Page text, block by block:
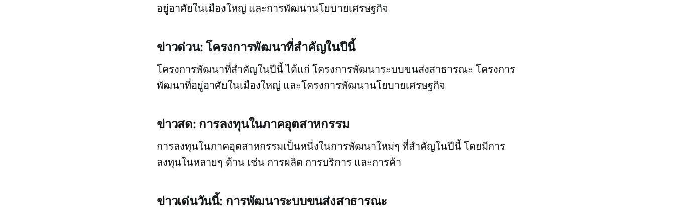
อยู่อาศัยในเมืองใหญ่ และการพัฒนานโยบายเศรษฐกิจ
ข่าวด่วน: โครงการพัฒนาที่สำคัญในปีนี้
โครงการพัฒนาที่สำคัญในปีนี้ ได้แก่ โครงการพัฒนาระบบขนส่งสาธารณะ โครงการ
พัฒนาที่อยู่อาศัยในเมืองใหญ่ และโครงการพัฒนานโยบายเศรษฐกิจ
ข่าวสด: การลงทุนในภาคอุตสาหกรรม
การลงทุนในภาคอุตสาหกรรมเป็นหนึ่งในการพัฒนาใหม่ๆ ที่สำคัญในปีนี้ โดยมีการ
ลงทุนในหลายๆ ด้าน เช่น การผลิต การบริการ และการค้า
ข่าวเด่นวันนี้: การพัฒนาระบบขนส่งสาธารณะ